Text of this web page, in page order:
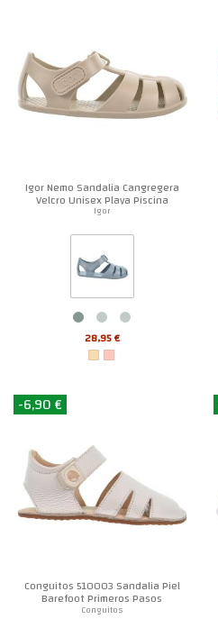
Igor Nemo Sandalia Cangregera
Velcro Unisex Playa Piscina
Igor
28,95 €
-6,90 €
Conguitos 510003 Sandalia Piel
Barefoot Primeros Pasos
Conguitos